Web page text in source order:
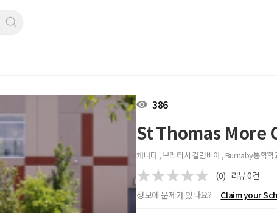
386
St Thomas More
캐나다 , 브리티시 컬럼비아 , Burnaby통학학
(0) 리뷰0건
정보에 문제가 있나요?
Claim your